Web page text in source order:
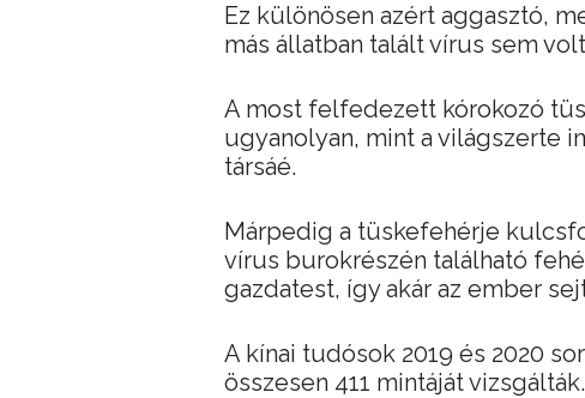
Ez különösen azért aggasztó,
más állatban talált vírus sem
A most felfedezett kórokozó
ugyanolyan, mint a világszerte
társáé.
Márpedig a tüskefehérje
vírus burokrészén található
gazdatest, így akár az ember
A kínai tudósok 2019 és 2020
összesen 411 mintáját vizsgálták.